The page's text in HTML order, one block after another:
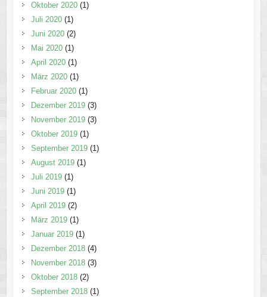
Oktober 2020(1)
Juli 2020(1)
Juni 2020(2)
Mai 2020(1)
April 2020(1)
März 2020(1)
Februar 2020(1)
Dezember 2019(3)
November 2019(3)
Oktober 2019(1)
September 2019(1)
August 2019(1)
Juli 2019(1)
Juni 2019(1)
April 2019(2)
März 2019(1)
Januar 2019(1)
Dezember 2018(4)
November 2018(3)
Oktober 2018(2)
September 2018(1)